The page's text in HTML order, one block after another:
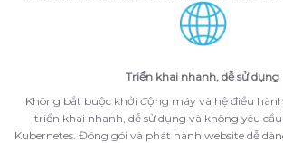
Triển khai nhanh, dễ sử dụng
Không bắt buộc khởi động máy và hệ điều
triển khai nhanh, dễ sử dụng và không yêu
Kubernetes. Đóng gói và phát hành website dễ